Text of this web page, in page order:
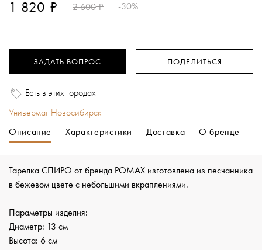
1 820 ₽ 2 600₽ -30%
ЗАДАТЬ ВОПРОС ПОДЕЛИТЬСЯ
Есть в этих городах
Универмаг Новосибирск
Описание
Характеристики Доставка О бренде
Тарелка СПИРО от бренда POMAX изготовлена из песчанника
в бежевом цвете с небольшими вкраплениями.
Параметры изделия:
Диаметр: 13 см
Высота: 6 см